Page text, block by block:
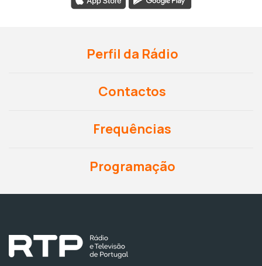
Perfil da Rádio
Contactos
Frequências
Programação